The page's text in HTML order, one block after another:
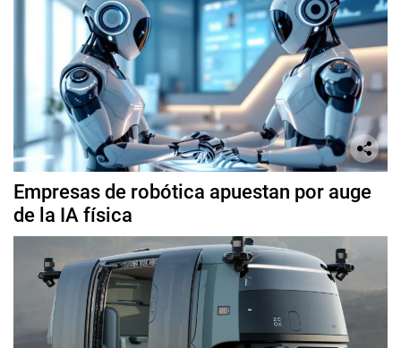
Empresas de robótica apuestan por auge
de la IA física